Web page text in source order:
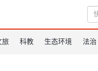
旅 科教 生态环境 法治